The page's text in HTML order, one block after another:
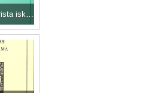
a magyarországi piarista iskolai színjátszás forrásai és irodalma1799-ig